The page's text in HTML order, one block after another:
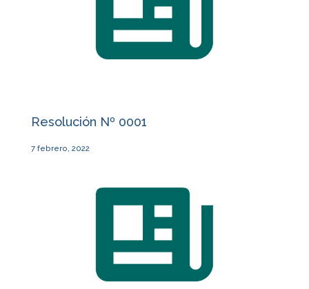
Resolución Nº 0001
7 febrero, 2022